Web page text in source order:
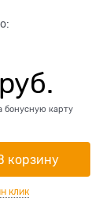
руб.
бонусную карту
корзину
клик